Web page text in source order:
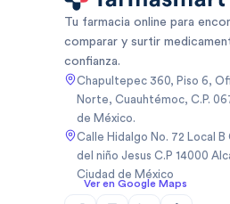
Tu farmacia online para
comparar y surtir
confianza.
Chapultepec 360, Piso 6,
Norte, Cuauhtémoc, C.P.
de México.
Calle Hidalgo No. 72 Local B
del niño Jesus C.P 14000
Ciudad de México
Ver en Google Maps